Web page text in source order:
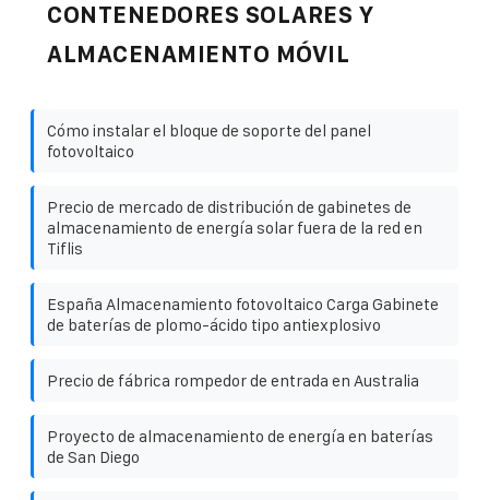
CONTENEDORES SOLARES Y
ALMACENAMIENTO MÓVIL
Cómo instalar el bloque de soporte del panel
fotovoltaico
Precio de mercado de distribución de gabinetes de
almacenamiento de energía solar fuera de la red en
Tiflis
España Almacenamiento fotovoltaico Carga Gabinete
de baterías de plomo-ácido tipo antiexplosivo
Precio de fábrica rompedor de entrada en Australia
Proyecto de almacenamiento de energía en baterías
de San Diego